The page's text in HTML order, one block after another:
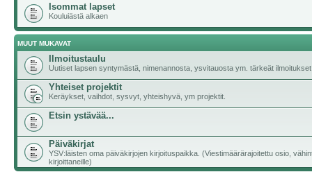
Isommat lapset
Kouluiästä alkaen
MUUT MUKAVAT
Ilmoitustaulu
Uutiset lapsen syntymästä, nimenannosta, ysvitauosta ym. tärkeät ilmoitukset
Yhteiset projektit
Keräykset, vaihdot, sysvyt, yhteishyvä, ym projektit.
Etsin ystävää...
Päiväkirjat
YSV:läisten oma päiväkirjojen kirjoituspaikka. (Viestimäärärajoitettu osio,
kirjoittaneille)